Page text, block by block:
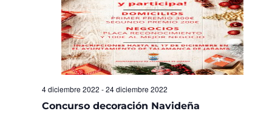
Concurso decoración Navideña
4 diciembre 2022 -24 diciembre 2022